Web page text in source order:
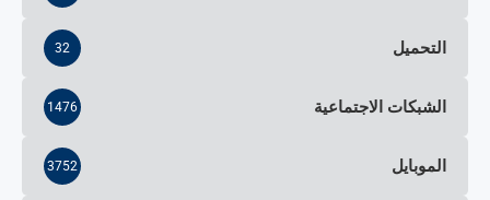
التحميل 32
الشبكات الاجتماعية 1476
الموبايل 3752